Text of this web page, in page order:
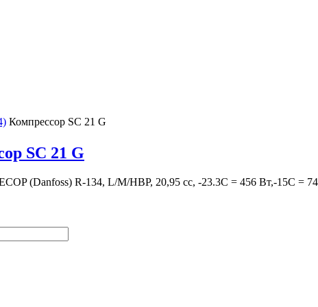
Компрессор SC 21 G
SC 21 G
(Danfoss) R-134, L/M/HBP, 20,95 сс, -23.3С = 456 Вт,-15С =